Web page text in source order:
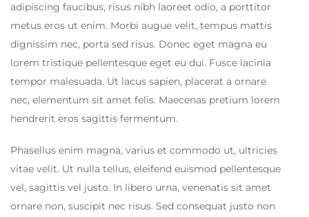
adipiscing faucibus, risus nibh laoreet odio, a porttitor
metus eros ut enim. Morbi augue velit, tempus mattis
dignissim nec, porta sed risus. Donec eget magna eu
lorem tristique pellentesque eget eu dui. Fusce lacinia
tempor malesuada. Ut lacus sapien, placerat a ornare
nec, elementum sit amet felis. Maecenas pretium lorem
hendrerit eros sagittis fermentum.
Phasellus enim magna, varius et commodo ut, ultricies
vitae velit. Ut nulla tellus, eleifend euismod pellentesque
vel, sagittis vel justo. In libero urna, venenatis sit amet
ornare non, suscipit nec risus. Sed consequat justo non